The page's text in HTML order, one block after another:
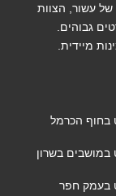
של עשור, הצוות
גבוהים.
מיידית.
בחוף הכרמל
במושבים בשרון
בעמק חפר